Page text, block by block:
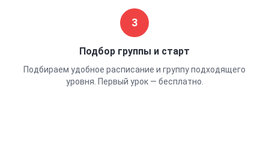
3
Подбор группы и старт
Подбираем удобное расписание и группу подходящего
уровня. Первый урок — бесплатно.